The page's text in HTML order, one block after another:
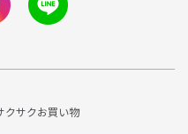
クサクお買い物